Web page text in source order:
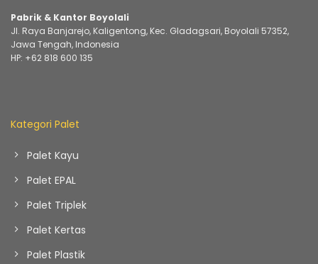
Pabrik & Kantor Boyolali
Jl. Raya Banjarejo, Kaligentong, Kec. Gladagsari, Boyolali 57352,
Jawa Tengah, Indonesia
HP: +62 818 600 135
Kategori Palet
Palet Kayu
Palet EPAL
Palet Triplek
Palet Kertas
Palet Plastik